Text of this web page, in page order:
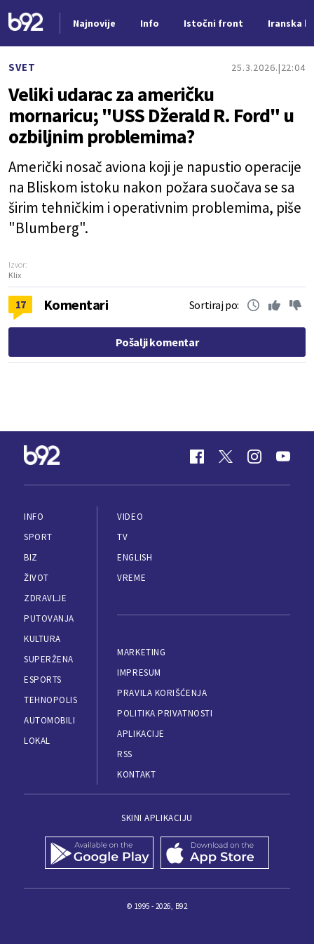
Najnovije Info Istočni front Iranska
SVET 25.3.2026. 22:04
Veliki udarac za američku
mornaricu; "USS Džerald R. Ford" u
ozbiljnim problemima?
Američki nosač aviona koji je napustio operacije
na Bliskom istoku nakon požara suočava se sa
širim tehničkim i operativnim problemima, piše
"Blumberg".
Izvor:
Klix
17 Komentari Sortiraj po:
Pošalji komentar
INFO
SPORT
BIZ
ŽIVOT
ZDRAVLJE
PUTOVANJA
KULTURA
SUPERŽENA
ESPORTS
TEHNOPOLIS
AUTOMOBILI
LOKAL
VIDEO
TV
ENGLISH
VREME
MARKETING
IMPRESUM
PRAVILA KORIŠĆENJA
POLITIKA PRIVATNOSTI
APLIKACIJE
RSS
KONTAKT
SKINI APLIKACIJU
© 1995 - 2026, B92